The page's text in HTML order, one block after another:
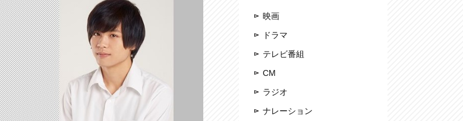
映画
ドラマ
テレビ番組
CM
ラジオ
ナレーション